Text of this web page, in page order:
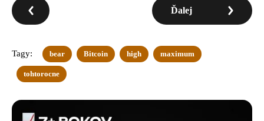
Ďalej
Tagy: bear Bitcoin high maximum
tohtorocne